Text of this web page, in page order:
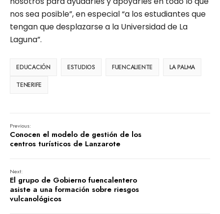
nos sea posible”, en especial “a los estudiantes que
tengan que desplazarse a la Universidad de La
Laguna”.
EDUCACIÓN ESTUDIOS FUENCALIENTE
LA PALMA
TENERIFE
Previous:
Conocen el modelo de gestión de los
centros turísticos de Lanzarote
Next:
El grupo de Gobierno fuencalentero
asiste a una formación sobre riesgos
vulcanológicos